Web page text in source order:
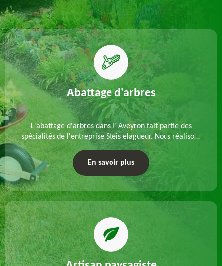
Abattage d'arbres
L'abattage d'arbres dans l' Aveyron fait partie des
spécialités de l'entreprise Steis elagueur. Nous réalisons
un abattage direct ou par démontage, tenant compte
des particularités du site et des végétaux.
En savoir plus